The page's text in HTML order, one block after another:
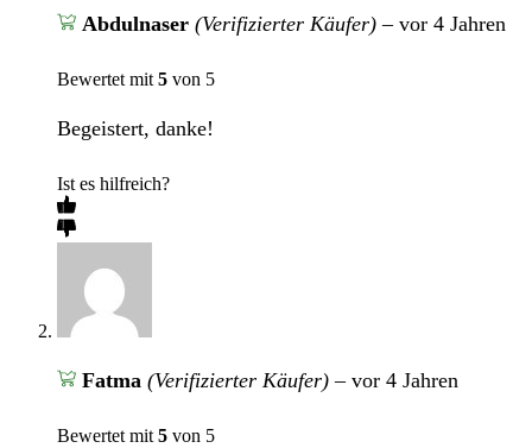
Abdulnaser (Verifizierter Käufer) – vor 4 Jahren
Bewertet mit 5 von 5
Begeistert, danke!
Ist es hilfreich?
Fatma (Verifizierter Käufer) – vor 4 Jahren
Bewertet mit 5 von 5